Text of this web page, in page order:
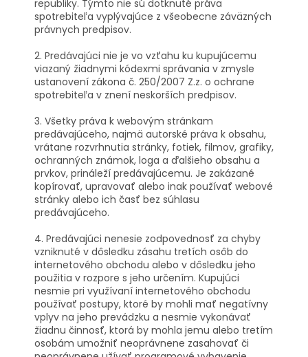
republiky. Týmto nie sú dotknuté práva
spotrebiteľa vyplývajúce z všeobecne záväzných
právnych predpisov.
2. Predávajúci nie je vo vzťahu ku kupujúcemu
viazaný žiadnymi kódexmi správania v zmysle
ustanovení zákona č. 250/2007 Z.z. o ochrane
spotrebiteľa v znení neskorších predpisov.
3. Všetky práva k webovým stránkam
predávajúceho, najmä autorské práva k obsahu,
vrátane rozvrhnutia stránky, fotiek, filmov, grafiky,
ochranných známok, loga a ďalšieho obsahu a
prvkov, prináleží predávajúcemu. Je zakázané
kopírovať, upravovať alebo inak používať webové
stránky alebo ich časť bez súhlasu
predávajúceho.
4. Predávajúci nenesie zodpovednosť za chyby
vzniknuté v dôsledku zásahu tretích osôb do
internetového obchodu alebo v dôsledku jeho
použitia v rozpore s jeho určením. Kupujúci
nesmie pri využívaní internetového obchodu
používať postupy, ktoré by mohli mať negatívny
vplyv na jeho prevádzku a nesmie vykonávať
žiadnu činnosť, ktorá by mohla jemu alebo tretím
osobám umožniť neoprávnene zasahovať či